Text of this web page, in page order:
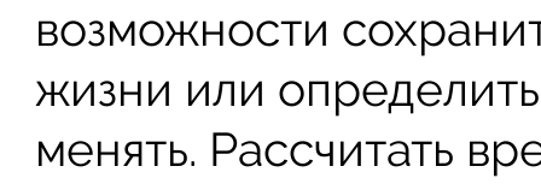
возможности
жизни или
менять. Рассчитать